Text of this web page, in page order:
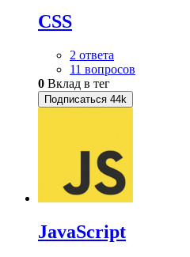
CSS
2 ответа
11 вопросов
0 Вклад в тег
Подписаться 44k
JavaScript